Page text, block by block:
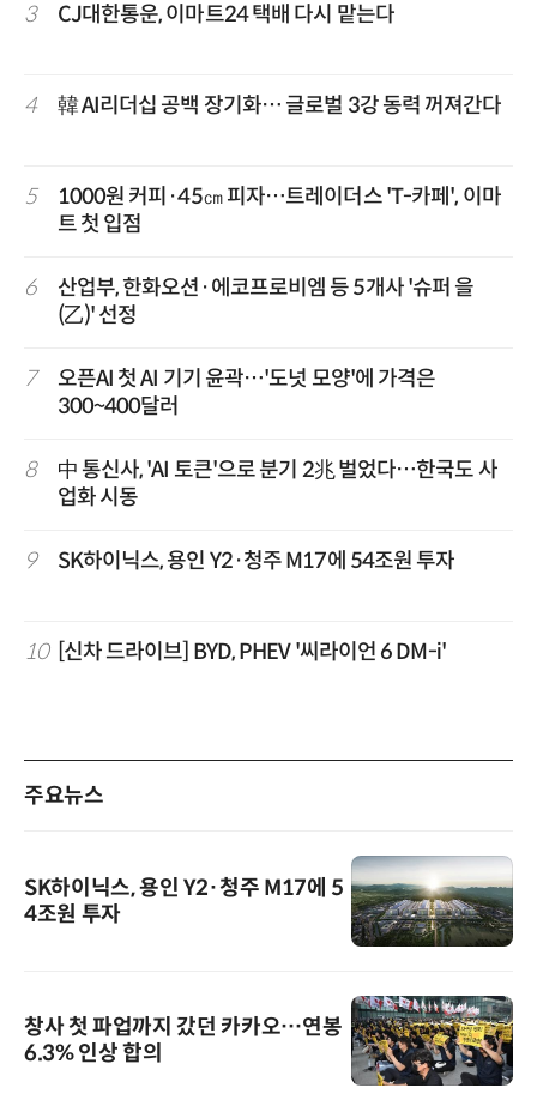
3 CJ대한통운, 이마트24 택배 다시 맡는다
4 韓 AI리더십 공백 장기화… 글로벌 3강 동력 꺼져간다
5
1000원 커피·45㎝ 피자…트레이더스 'T-카페', 이마
트 첫 입점
6
산업부, 한화오션·에코프로비엠 등 5개사 '슈퍼 을
(乙)' 선정
7
오픈AI 첫 AI 기기 윤곽…'도넛 모양'에 가격은
300~400달러
8
中 통신사, 'AI 토큰'으로 분기 2兆 벌었다…한국도 사
업화 시동
9 SK하이닉스, 용인 Y2·청주 M17에 54조원 투자
10 [신차 드라이브] BYD, PHEV '씨라이언 6 DM-i'
주요뉴스
SK하이닉스, 용인 Y2·청주 M17에 5
4조원 투자
창사 첫 파업까지 갔던 카카오…연봉
6.3% 인상 합의